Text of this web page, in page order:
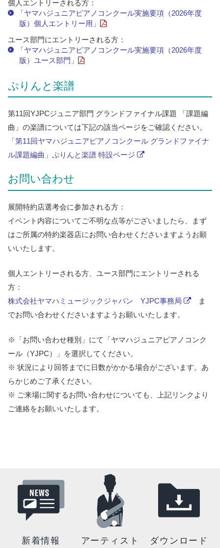
個人エントリーされる方：
「ヤマハジュニアピアノコンクール実施要項（2026年度
版）個人エントリー用」
ユース部門にエントリーされる方：
「ヤマハジュニアピアノコンクール実施要項（2026年度
版）ユース部門」
ぷりんと楽譜
第11回YJPCジュニア部門 グランドファイナル課題 「課題編
曲」の楽譜については下記の該当ページをご確認ください。
「第11回ヤマハジュニアピアノコンクール グランドファイナ
ル課題編曲」ぷりんと楽譜 特設ページ
お問い合わせ
展開特約店選考会に参加される方：
イベント内容についてご不明な点等がございましたら、まず
はご所属の特約楽器店にお問い合わせくださいますよう お願
いいたします。
個人エントリーされる方、ユース部門にエントリーされる
方：
株式会社ヤマハミュージックジャパン YJPC事務局
ま
でお問い合わせくださいますよう お願いいたします。
※「お問い合わせ種別」にて「ヤマハジュニアピアノコンク
ール（YJPC）」を選択してください。
※ 状況により回答までに日数がかかる場合がございます。あ
らかじめご了承ください。
※ ご来場に関するお問い合わせについても、上記リンクより
ご連絡をお願いいたします。
新着情報 アーティスト ダウンロード